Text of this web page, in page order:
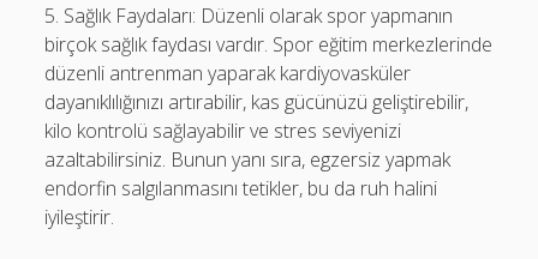
5. Sağlık Faydaları: Düzenli olarak spor yapmanın
birçok sağlık faydası vardır. Spor eğitim merkezlerinde
düzenli antrenman yaparak kardiyovasküler
dayanıklılığınızı artırabilir, kas gücünüzü geliştirebilir,
kilo kontrolü sağlayabilir ve stres seviyenizi
azaltabilirsiniz. Bunun yanı sıra, egzersiz yapmak
endorfin salgılanmasını tetikler, bu da ruh halini
iyileştirir.